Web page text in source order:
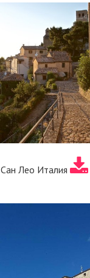
Сан Лео Италия